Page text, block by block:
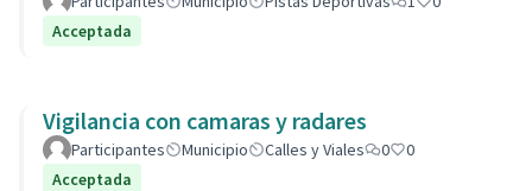
Acceptada
Vigilancia con camaras y radares
Participantes Municipio Calles y Viales 0
0
Acceptada